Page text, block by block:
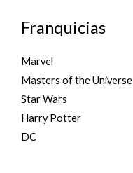
Franquicias
Marvel
Masters of the Universe
Star Wars
Harry Potter
DC